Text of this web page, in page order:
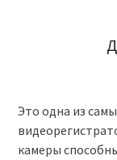
Это одна из
камеры